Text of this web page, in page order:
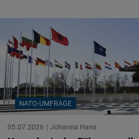
NATO-UMFRAGE
05.07.2026 Johanna Hans